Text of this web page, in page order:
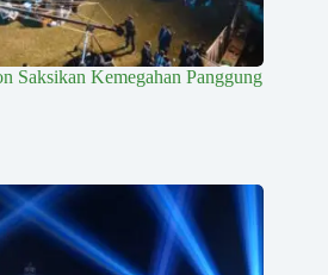
Saksikan Kemegahan Panggung